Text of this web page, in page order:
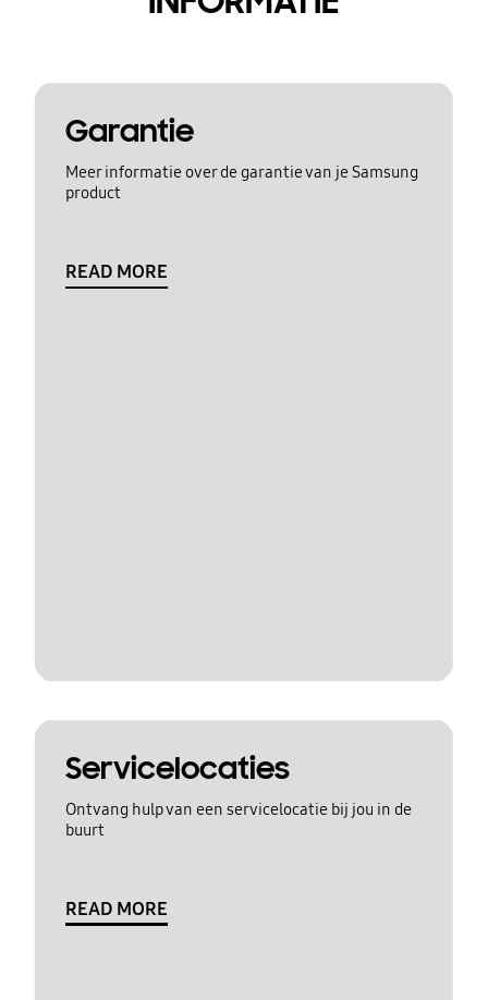
Garantie
Meer informatie over de garantie van je Samsung
product
READ MORE
Servicelocaties
Ontvang hulp van een servicelocatie bij jou in de
buurt
READ MORE